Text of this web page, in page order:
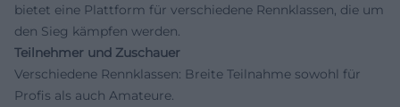
bietet eine Plattform für verschiedene Rennklassen, die um
den Sieg kämpfen werden.
Teilnehmer und Zuschauer
Verschiedene Rennklassen: Breite Teilnahme sowohl für
Profis als auch Amateure.